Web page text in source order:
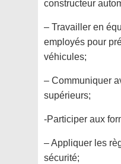
constructeur
– Travailler en
employés pour
véhicules;
– Communiquer
supérieurs;
-Participer aux
– Appliquer les
sécurité;